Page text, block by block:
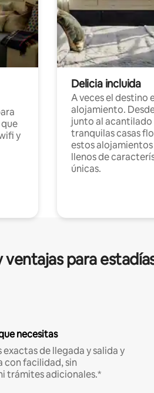
y
Delicia incluida
A veces el destino
alojamiento.
junto al acantilado
tranquilas casas
estos
llenos de
únicas.
para
necesitas
exactas de llegada y salida y
con facilidad, sin
trámites adicionales.*